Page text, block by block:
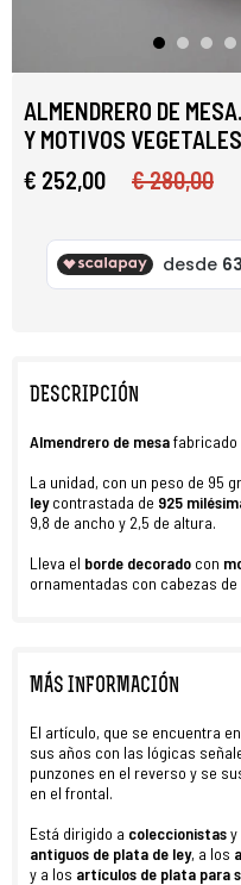
ALMENDRERO DE
Y MOTIVOS
€ 252,00
€ 280,00
DESCRIPCIÓN
Almendrero de mesafabricado
La unidad, con un peso de 95
leycontrastada de 925
9,8 de ancho y 2,5 de altura.
Lleva el borde decorado con
ornamentadas con cabezas de
MÁS INFORMACIÓN
El artículo, que se encuentra
sus años con las lógicas
punzones en el reverso y se
en el frontal.
Está dirigido a coleccionistasy
antiguos de plata de ley, a los
y a los artículos de plata para